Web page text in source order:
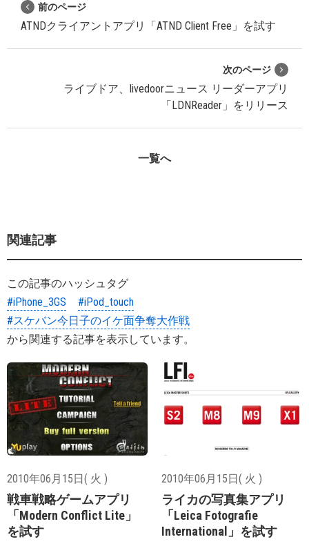
前のページ
ATNDクライアントアプリ「ATND Client Free」を試す
次のページ
ライブドア、livedoorニュース リーダーアプリ
「LDNReader」をリリース
一覧へ
関連記事
この記事のハッシュタグ
#iPhone_3GS
#iPod_touch
#スケバン今日子のイケ面争奪大作戦
から関連する記事を表示しています。
2010年06月15日( 火 )
戦車戦略ゲームアプリ
「Modern Conflict Lite」
を試す
2010年06月15日( 火 )
ライカの写真集アプリ
「Leica Fotografie
International」を試す